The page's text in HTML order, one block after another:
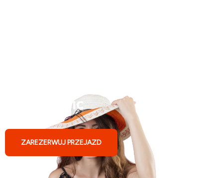
Skierniewic
ZAREZERWUJ PRZEJAZD